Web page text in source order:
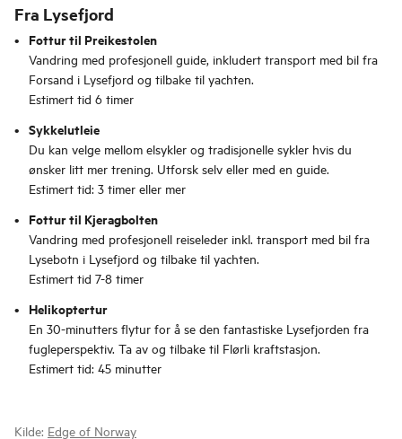
Fra Lysefjord
Fottur til Preikestolen
Vandring med profesjonell guide, inkludert transport med bil fra
Forsand i Lysefjord og tilbake til yachten.
Estimert tid 6 timer
Sykkelutleie
Du kan velge mellom elsykler og tradisjonelle sykler hvis du
ønsker litt mer trening. Utforsk selv eller med en guide.
Estimert tid: 3 timer eller mer
Fottur til Kjeragbolten
Vandring med profesjonell reiseleder inkl. transport med bil fra
Lysebotn i Lysefjord og tilbake til yachten.
Estimert tid 7-8 timer
Helikoptertur
En 30-minutters flytur for å se den fantastiske Lysefjorden fra
fugleperspektiv. Ta av og tilbake til Flørli kraftstasjon.
Estimert tid: 45 minutter
Kilde: Edge of Norway